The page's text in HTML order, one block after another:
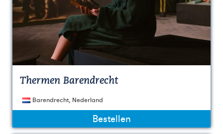
Thermen Barendrecht
Barendrecht, Nederland
Bestellen